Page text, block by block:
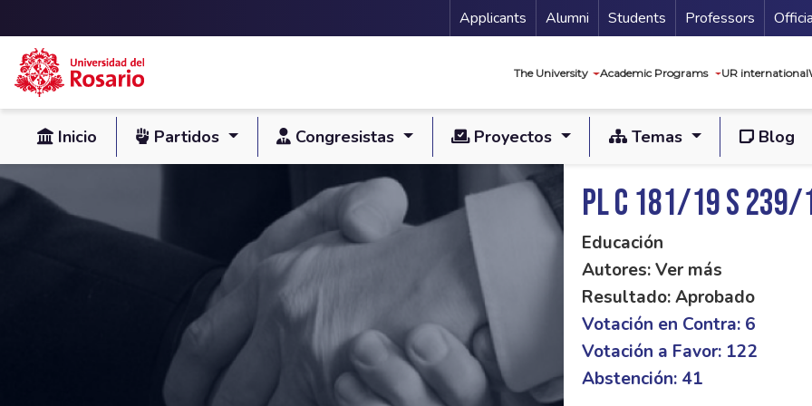
Skip to main content
Menu Secundario
Applicants Alumni Students Professors
The University Academic Programs UR international
Inicio Partidos Congresistas Proyectos Temas Blog
PL C 181/19 S 239/
Educación
Autores: Ver más
Resultado: Aprobado
Votación en Contra: 6
Votación a Favor: 122
Abstención: 41